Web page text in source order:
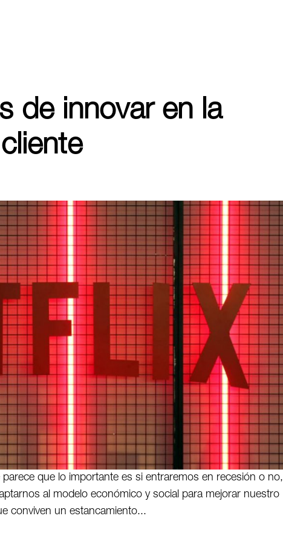
de innovar en la
que lo importante es si entraremos en recesión o no,
al modelo económico y social para mejorar nuestro
conviven un estancamiento...